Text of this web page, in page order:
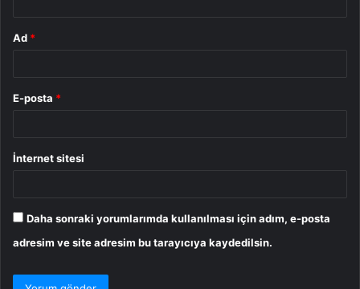
Ad *
E-posta *
İnternet sitesi
Daha sonraki yorumlarımda kullanılması için adım, e-posta
adresim ve site adresim bu tarayıcıya kaydedilsin.